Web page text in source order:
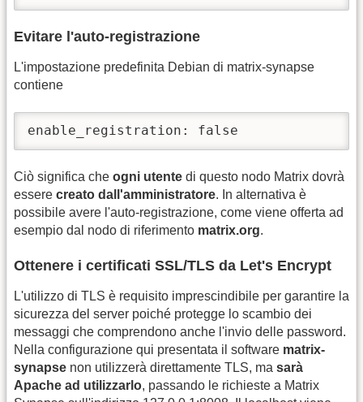
Evitare l'auto-registrazione
L'impostazione predefinita Debian di matrix-synapse
contiene
enable_registration: false
Ciò significa che ogni utente di questo nodo Matrix dovrà
essere creato dall'amministratore. In alternativa è
possibile avere l'auto-registrazione, come viene offerta ad
esempio dal nodo di riferimento matrix.org.
Ottenere i certificati SSL/TLS da Let's Encrypt
L'utilizzo di TLS è requisito imprescindibile per garantire la
sicurezza del server poiché protegge lo scambio dei
messaggi che comprendono anche l'invio delle password.
Nella configurazione qui presentata il software matrix-
synapse non utilizzerà direttamente TLS, ma sarà
Apache ad utilizzarlo, passando le richieste a Matrix